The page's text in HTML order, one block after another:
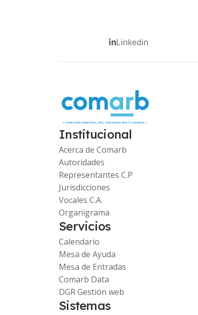
Linkedin
Institucional
Acerca de Comarb
Autoridades
Representantes C.P
Jurisdicciones
Vocales C.A.
Organigrama
Servicios
Calendario
Mesa de Ayuda
Mesa de Entradas
Comarb Data
DGR Gestión web
Sistemas